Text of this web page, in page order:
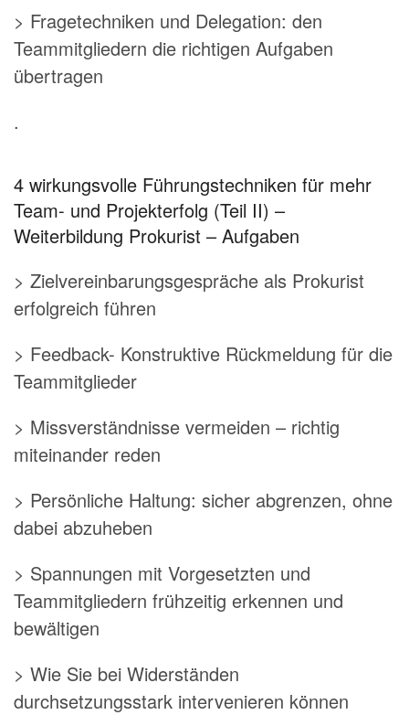
> Fragetechniken und Delegation: den
Teammitgliedern die richtigen Aufgaben
übertragen
.
4 wirkungsvolle Führungstechniken für mehr
Team- und Projekterfolg (Teil II) –
Weiterbildung Prokurist – Aufgaben
> Zielvereinbarungsgespräche als Prokurist
erfolgreich führen
> Feedback- Konstruktive Rückmeldung für die
Teammitglieder
> Missverständnisse vermeiden – richtig
miteinander reden
> Persönliche Haltung: sicher abgrenzen, ohne
dabei abzuheben
> Spannungen mit Vorgesetzten und
Teammitgliedern frühzeitig erkennen und
bewältigen
> Wie Sie bei Widerständen
durchsetzungsstark intervenieren können